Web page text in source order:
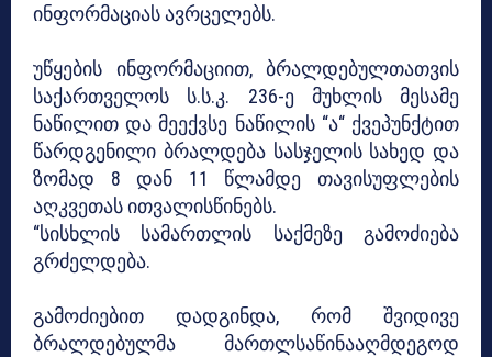
ინფორმაციას ავრცელებს.
უწყების ინფორმაციით, ბრალდებულთათვის
საქართველოს ს.ს.კ. 236-ე მუხლის მესამე
ნაწილით და მეექვსე ნაწილის “ა“ ქვეპუნქტით
წარდგენილი ბრალდება სასჯელის სახედ და
ზომად 8 დან 11 წლამდე თავისუფლების
აღკვეთას ითვალისწინებს.
“სისხლის სამართლის საქმეზე გამოძიება
გრძელდება.
გამოძიებით დადგინდა, რომ შვიდივე
ბრალდებულმა მართლსაწინააღმდეგოდ